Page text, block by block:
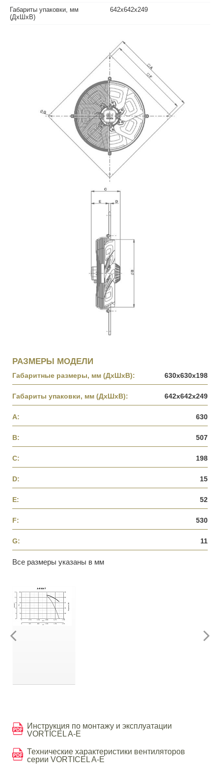
Габариты упаковки, мм
(ДхШхВ)
642х642х249
РАЗМЕРЫ МОДЕЛИ
Габаритные размеры, мм (ДхШхВ): 630х630х198
Габариты упаковки, мм (ДхШхВ): 642х642х249
A: 630
B: 507
C: 198
D: 15
E: 52
F: 530
G: 11
Все размеры указаны в мм
Инструкция по монтажу и эксплуатации
VORTICEL A-E
Технические характеристики вентиляторов
серии VORTICEL A-E